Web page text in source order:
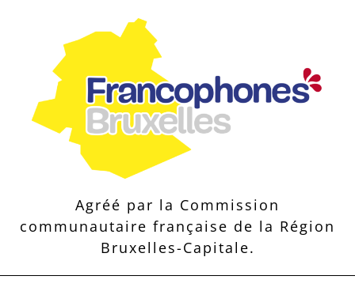
Agréé par la Commission
communautaire française de la Région
Bruxelles-Capitale.